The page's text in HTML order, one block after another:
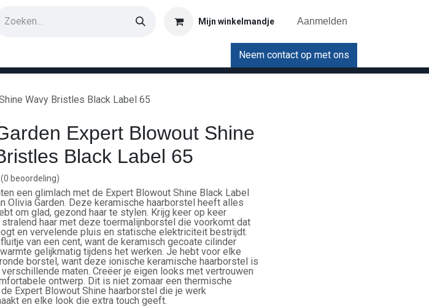
Mijn winkelmandje Aanmelden
Neem contact op met ons
Wavy Bristles Black Label 65
Expert Blowout Shine
Black Label 65
(0 beoordeling)
een glimlach met de Expert Blowout Shine Black Label
Olivia Garden. Deze keramische haarborstel heeft alles
om glad, gezond haar te stylen. Krijg keer op keer
stralend haar met deze toermalijnborstel die voorkomt dat
en vervelende pluis en statische elektriciteit bestrijdt.
van een cent, want de keramisch gecoate cilinder
gelijkmatig tijdens het werken. Je hebt voor elke
borstel, want deze ionische keramische haarborstel is
maten. Creëer je eigen looks met vertrouwen
ontwerp. Dit is niet zomaar een thermische
Expert Blowout Shine haarborstel die je werk
en elke look die extra touch geeft.